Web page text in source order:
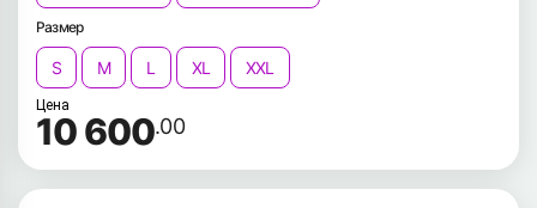
Размер
S M L XL XXL
Цена
10 600.00